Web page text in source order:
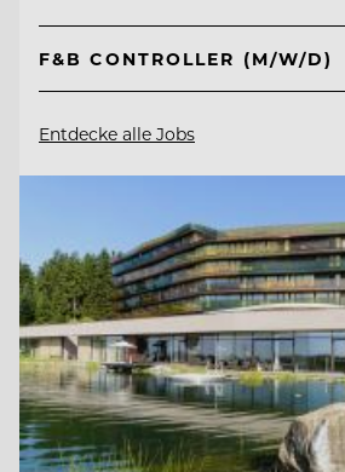
F&B CONTROLLER (M/W/D)
Entdecke alle Jobs